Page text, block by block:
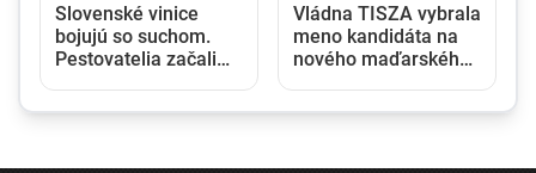
Slovenské vinice
bojujú so suchom.
Pestovatelia začali
Vládna TISZA vybrala
meno kandidáta na
nového maďarského